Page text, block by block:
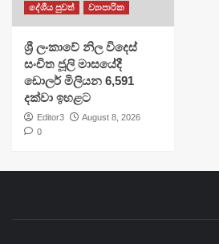
දේශීය පුවත් ව්‍යාපාරික
ශ්‍රී ලංකාවේ නිල විදෙස්
සංචිත ජූලි මාසයේදී
ඩොලර් මිලියන 6,591
දක්වා ඉහළට
Editor3
August 8, 2026
0